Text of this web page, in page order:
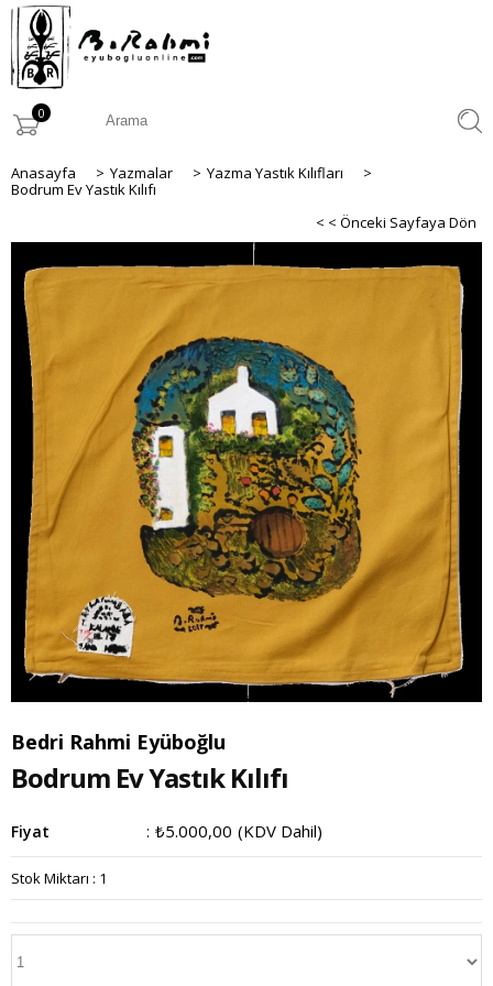
0
Anasayfa > Yazmalar > Yazma Yastık Kılıfları
>
Bodrum Ev Yastık Kılıfı
< < Önceki Sayfaya Dön
Bedri Rahmi Eyüboğlu
Bodrum Ev Yastık Kılıfı
Fiyat : ₺5.000,00 (KDV Dahil)
Stok Miktarı : 1